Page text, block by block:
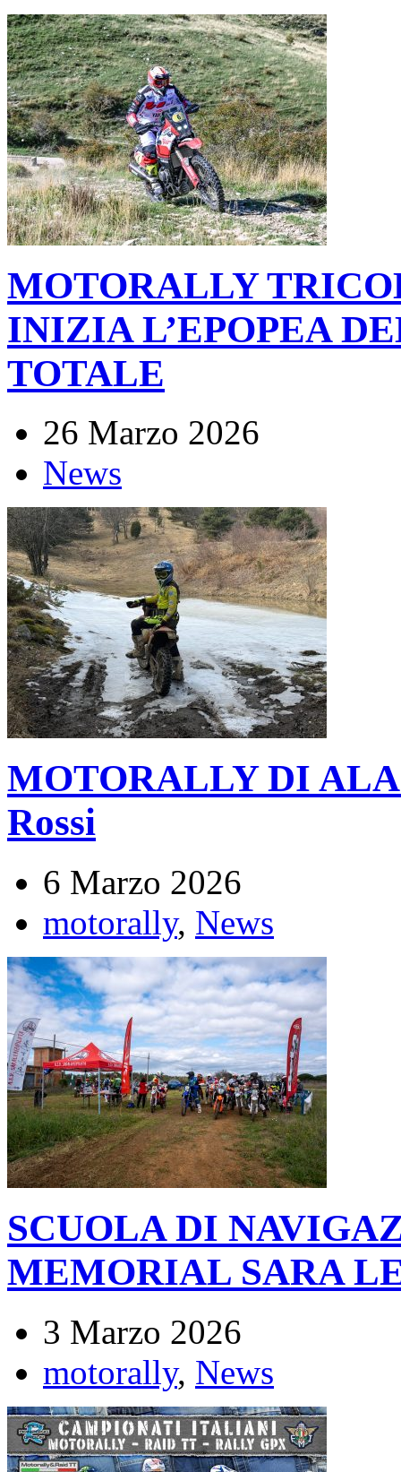
MOTORALLY
INIZIA L’EPOPEA
TOTALE
26 Marzo 2026
News
MOTORALLY DI
Rossi
6 Marzo 2026
motorally, News
SCUOLA DI
MEMORIAL SARA
3 Marzo 2026
motorally, News